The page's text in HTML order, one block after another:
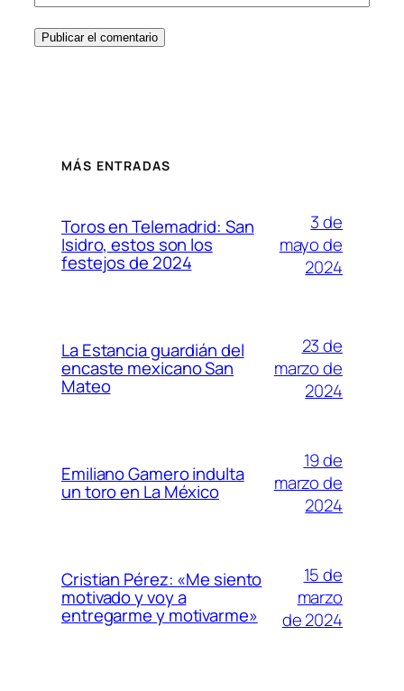
MÁS ENTRADAS
Toros en Telemadrid: San
Isidro, estos son los
festejos de 2024
3 de
mayo de
2024
La Estancia guardián del
encaste mexicano San
Mateo
23 de
marzo de
2024
Emiliano Gamero indulta
un toro en La México
19 de
marzo de
2024
Cristian Pérez: «Me siento
motivado y voy a
entregarme y motivarme»
15 de
marzo
de 2024